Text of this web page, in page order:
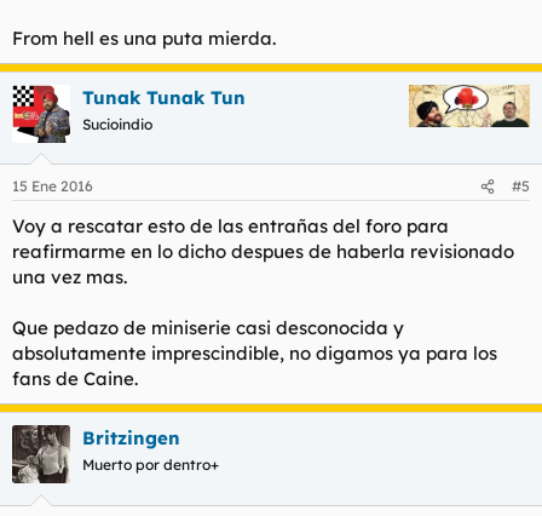
From hell es una puta mierda.
Tunak Tunak Tun
Sucioindio
15 Ene 2016 #5
Voy a rescatar esto de las entrañas del foro para
reafirmarme en lo dicho despues de haberla revisionado
una vez mas.
Que pedazo de miniserie casi desconocida y
absolutamente imprescindible, no digamos ya para los
fans de Caine.
Britzingen
Muerto por dentro+